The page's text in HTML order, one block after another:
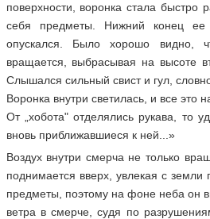
поверхности, воронка стала быстро
себя предметы. Нижний конец ее
опускался. Было хорошо видно,
вращается, выбрасывая на высоте
Слышался сильный свист и гул,
Воронка внутри светилась, и все это
От „хобота" отделялись рукава, то
вновь приближавшиеся к ней...»
Воздух внутри смерча не только
поднимается вверх, увлекая с земли
предметы, поэтому на фоне неба он
ветра в смерче, судя по